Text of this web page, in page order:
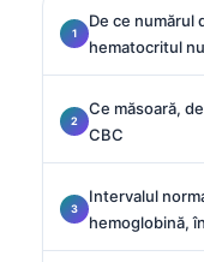
De ce numărul
hematocritul
Ce măsoară,
CBC
Intervalul
hemoglobină,